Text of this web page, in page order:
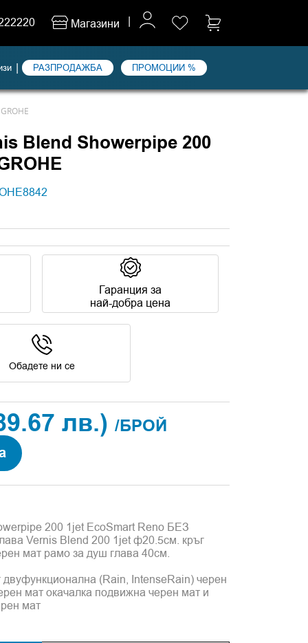
Магазини |
| РАЗПРОДАЖБА ПРОМОЦИИ %
Blend Showerpipe 200
Гаранция за
най-добра цена
Обадете ни се
лв.) /БРОЙ
200 1jet EcoSmart Reno БЕЗ
Vernis Blend 200 1jet ф20.5см. кръг
мат рамо за душ глава 40см.
(Rain, IntenseRain) черен
мат окачалка подвижна черен мат и
мат